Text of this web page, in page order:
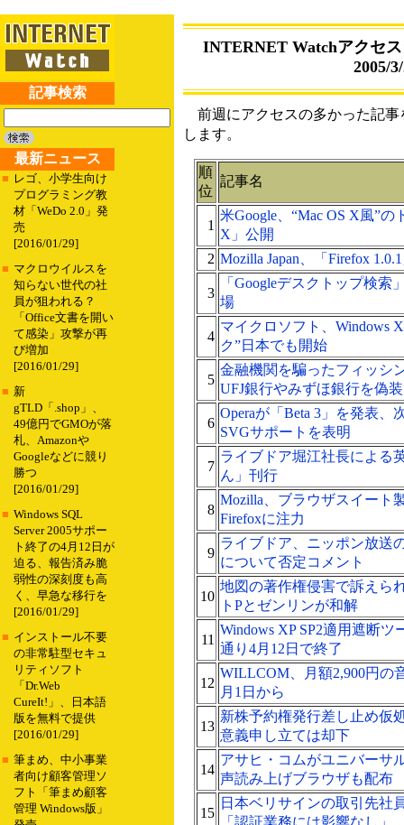
記事検索
最新ニュース
■ レゴ、小学生向け
プログラミング教
材「WeDo 2.0」発
売
[2016/01/29]
■ マクロウイルスを
知らない世代の社
員が狙われる？
「Office文書を開い
て感染」攻撃が再
び増加
[2016/01/29]
■ 新
gTLD「.shop」、
49億円でGMOが落
札、Amazonや
Googleなどに競り
勝つ
[2016/01/29]
■ Windows SQL
Server 2005サポー
ト終了の4月12日が
迫る、報告済み脆
弱性の深刻度も高
く、早急な移行を
[2016/01/29]
■ インストール不要
の非常駐型セキュ
リティソフト
「Dr.Web
CureIt!」、日本語
版を無料で提供
[2016/01/29]
■ 筆まめ、中小事業
者向け顧客管理ソ
フト「筆まめ顧客
管理 Windows版」
INTERNET Watchアクセ
2005/
前週にアクセスの多かった記事
します。
順
位
記事名
1
米Google、“Mac OS X風”の
X」公開
2 Mozilla Japan、「Firefox
3
「Googleデスクトップ検索
場
4
マイクロソフト、Windows
ク”日本でも開始
5
金融機関を騙ったフィッシ
UFJ銀行やみずほ銀行を偽装
6
Operaが「Beta 3」を発表、
SVGサポートを表明
7
ライブドア堀江社長による
ん」刊行
8
Mozilla、ブラウザスイート
Firefoxに注力
9
ライブドア、ニッポン放送
について否定コメント
10
地図の著作権侵害で訴えら
トPとゼンリンが和解
11
Windows XP SP2適用遮断
通り4月12日で終了
12
WILLCOM、月額2,900円の
月1日から
13
新株予約権発行差し止め仮
意義申し立ては却下
14
アサヒ・コムがユニバーサ
声読み上げブラウザも配布
15
日本ベリサインの取引先社
「認証業務には影響なし」